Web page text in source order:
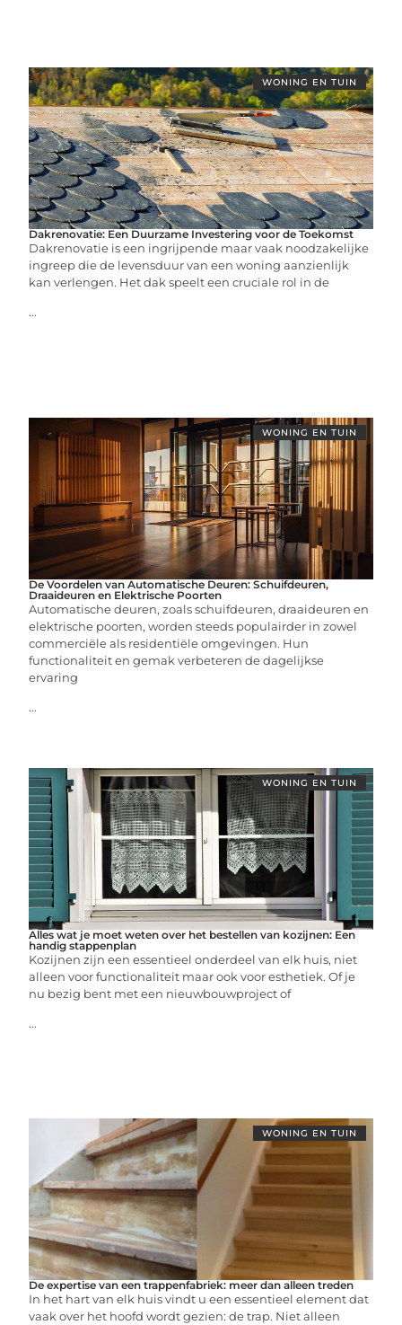
WONING EN TUIN
Dakrenovatie: Een Duurzame Investering voor de Toekomst
Dakrenovatie is een ingrijpende maar vaak noodzakelijke
ingreep die de levensduur van een woning aanzienlijk
kan verlengen. Het dak speelt een cruciale rol in de
...
WONING EN TUIN
De Voordelen van Automatische Deuren: Schuifdeuren,
Draaideuren en Elektrische Poorten
Automatische deuren, zoals schuifdeuren, draaideuren en
elektrische poorten, worden steeds populairder in zowel
commerciële als residentiële omgevingen. Hun
functionaliteit en gemak verbeteren de dagelijkse
ervaring
...
WONING EN TUIN
Alles wat je moet weten over het bestellen van kozijnen: Een
handig stappenplan
Kozijnen zijn een essentieel onderdeel van elk huis, niet
alleen voor functionaliteit maar ook voor esthetiek. Of je
nu bezig bent met een nieuwbouwproject of
...
WONING EN TUIN
De expertise van een trappenfabriek: meer dan alleen treden
In het hart van elk huis vindt u een essentieel element dat
vaak over het hoofd wordt gezien: de trap. Niet alleen